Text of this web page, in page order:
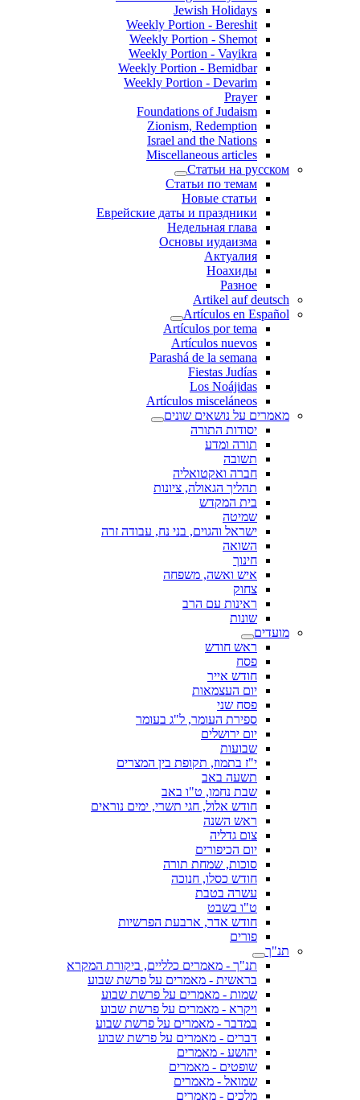
Jewish Holidays
Weekly Portion - Bereshit
Weekly Portion - Shemot
Weekly Portion - Vayikra
Weekly Portion - Bemidbar
Weekly Portion - Devarim
Prayer
Foundations of Judaism
Zionism, Redemption
Israel and the Nations
Miscellaneous articles
Статьи на русском
Статьи по темам
Новые статьи
Еврейские даты и праздники
Недельная глава
Основы иудаизма
Актуалия
Ноахиды
Разное
Artikel auf deutsch
Artículos en Español
Artículos por tema
Artículos nuevos
Parashá de la semana
Fiestas Judías
Los Noájidas
Artículos misceláneos
מאמרים על נושאים שונים
יסודות התורה
תורה ומדע
תשובה
חברה ואקטואליה
תהליך הגאולה, ציונות
בית המקדש
שמיטה
ישראל והגוים, בני נח, עבודה זרה
השואה
חינוך
איש ואשה, משפחה
צחוק
ראינות עם הרב
שונות
מועדים
ראש חודש
פסח
חודש אייר
יום העצמאות
פסח שני
ספירת העומר, ל"ג בעומר
יום ירושלים
שבועות
י"ז בתמוז, תקופת בין המצרים
תשעה באב
שבת נחמו, ט"ו באב
חודש אלול, חגי תשרי, ימים נוראים
ראש השנה
צום גדליה
יום הכיפורים
סוכות, שמחת תורה
חודש כסלו, חנוכה
עשרה בטבת
ט"ו בשבט
חודש אדר, ארבעת הפרשיות
פורים
תנ"ך
תנ"ך - מאמרים כלליים, ביקורת המקרא
בראשית - מאמרים על פרשת שבוע
שמות - מאמרים על פרשת שבוע
ויקרא - מאמרים על פרשת שבוע
במדבר - מאמרים על פרשת שבוע
דברים - מאמרים על פרשת שבוע
יהושע - מאמרים
שופטים - מאמרים
שמואל - מאמרים
מלכים - מאמרים